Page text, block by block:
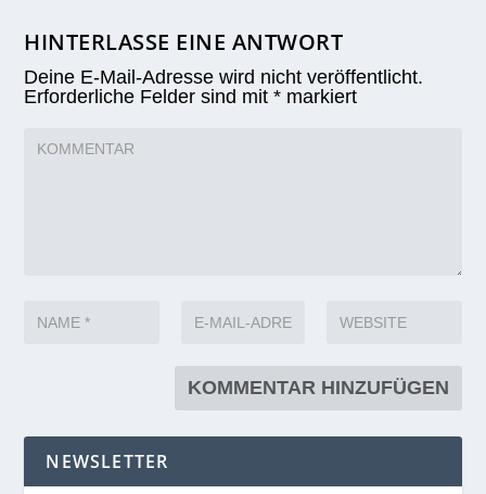
HINTERLASSE EINE ANTWORT
Deine E-Mail-Adresse wird nicht veröffentlicht.
Erforderliche Felder sind mit* markiert
NEWSLETTER